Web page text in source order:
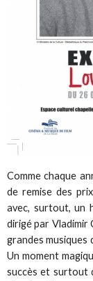
Comme chaque
de remise des
avec, surtout, un
dirigé par Vladimir
grandes musiques
Un moment
succès et surtout